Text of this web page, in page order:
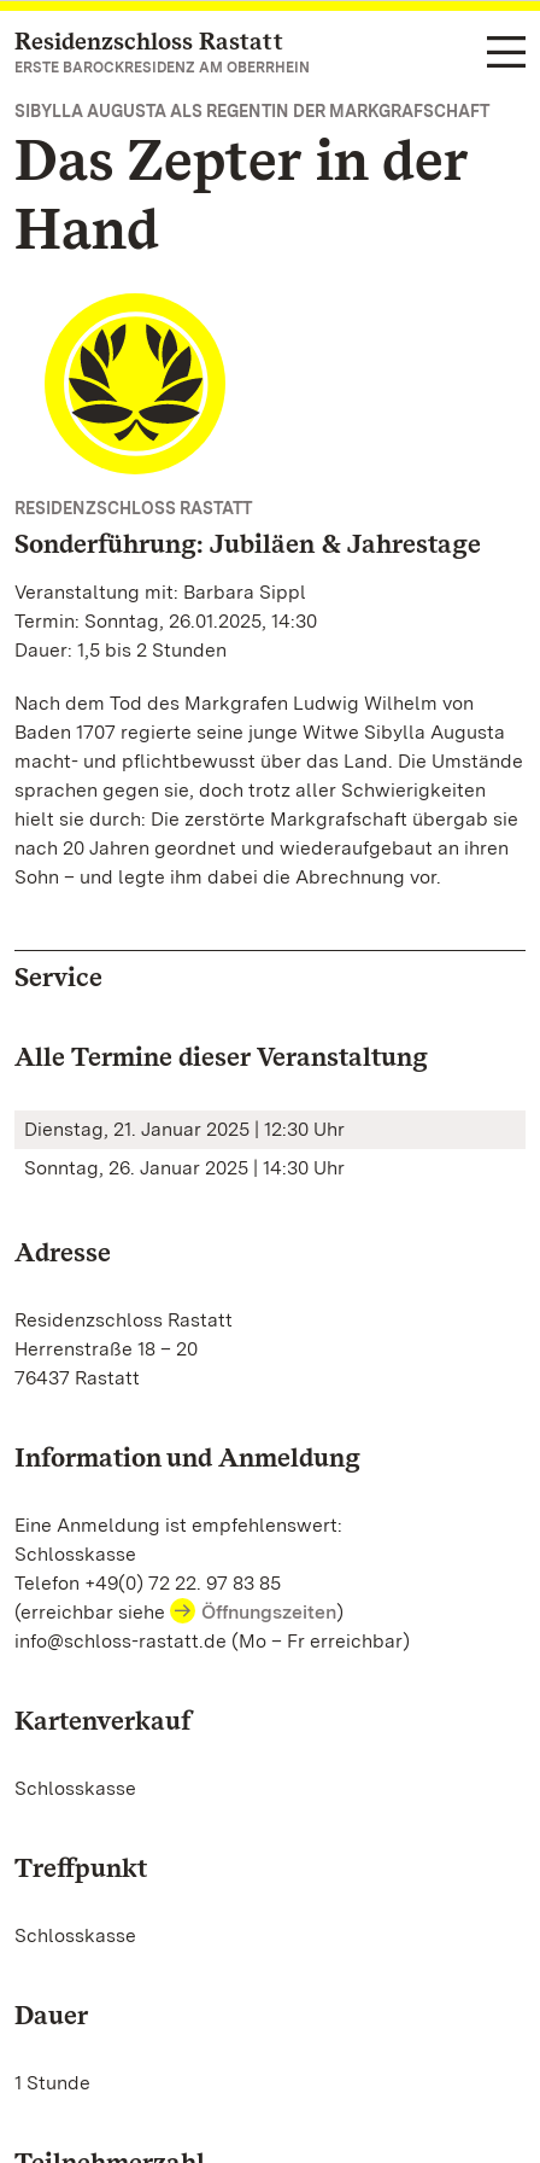
Zum Hauptinhalt springen
Residenzschloss Rastatt
ERSTE BAROCKRESIDENZ AM OBERRHEIN
SIBYLLA AUGUSTA ALS REGENTIN DER MARKGRAFSCHAFT
Das Zepter in der
Hand
RESIDENZSCHLOSS RASTATT
Sonderführung: Jubiläen & Jahrestage
Veranstaltung mit: Barbara Sippl
Termin: Sonntag, 26.01.2025, 14:30
Dauer: 1,5 bis 2 Stunden
Nach dem Tod des Markgrafen Ludwig Wilhelm von
Baden 1707 regierte seine junge Witwe Sibylla Augusta
macht- und pflichtbewusst über das Land. Die Umstände
sprachen gegen sie, doch trotz aller Schwierigkeiten
hielt sie durch: Die zerstörte Markgrafschaft übergab sie
nach 20 Jahren geordnet und wiederaufgebaut an ihren
Sohn – und legte ihm dabei die Abrechnung vor.
Service
Alle Termine dieser Veranstaltung
Dienstag, 21. Januar 2025 | 12:30 Uhr
Sonntag, 26. Januar 2025 | 14:30 Uhr
Adresse
Residenzschloss Rastatt
Herrenstraße 18 – 20
76437 Rastatt
Information und Anmeldung
Eine Anmeldung ist empfehlenswert:
Schlosskasse
Telefon +49(0) 72 22. 97 83 85
(erreichbar siehe
Öffnungszeiten)
info@schloss-rastatt.de (Mo – Fr erreichbar)
Kartenverkauf
Schlosskasse
Treffpunkt
Schlosskasse
Dauer
1 Stunde